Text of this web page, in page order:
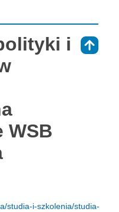
i
WSB
studia-i-szkolenia/studia-